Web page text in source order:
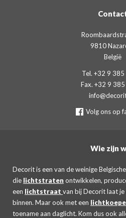
9810
België
Tel. +32 9
Fax. +32 9
Volg ons op
Wie zijn
Decorit is een van de weinige
die lichtstraten ontwikkelen,
een lichtstraat van bij Decorit laat
binnen. Maar ook met een
toename aan daglicht. Kom dus ook